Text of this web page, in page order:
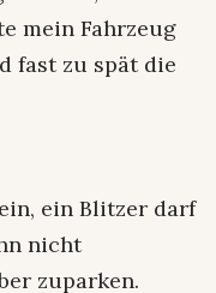
mein Fahrzeug
fast zu spät die
ein Blitzer darf
nicht
zuparken.